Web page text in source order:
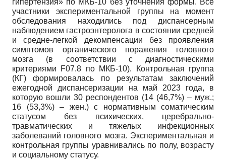
участники экспериментальной группы на момент
обследования находились под диспансерным
наблюдением гастроэнтеролога в состоянии средней
и средне-легкой декомпенсации без проявления
симптомов органического поражения головного
мозга (в соответствии с диагностическими
критериями F07.8 по МКБ-10). Контрольная группа
(КГ) формировалась по результатам заключений
ежегодной диспансеризации на май 2023 года, в
которую вошли 30 респондентов (14 (46,7%) – муж.;
16 (53,3%) – жен.) с нормативным соматическим
статусом без психических, церебрально-
травматических и тяжелых инфекционных
заболеваний головного мозга. Экспериментальная и
контрольная группы уравнивались по полу, возрасту
и социальному статусу.